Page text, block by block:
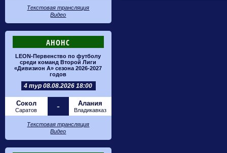
Текстовая трансляция
Видео
АНОНС
LEON-Первенство по футболу
среди команд Второй Лиги
«Дивизион А» сезона 2026-2027
годов
4 тур 08.08.2026 18:00
Сокол
Саратов - Алания
Владикавказ
Текстовая трансляция
Видео